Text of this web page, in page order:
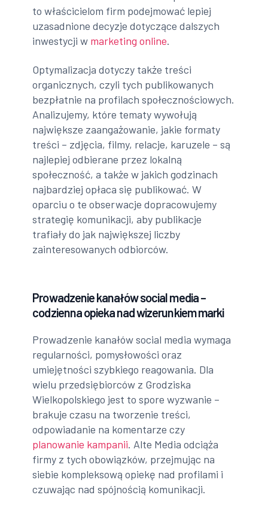
to właścicielom firm podejmować lepiej
uzasadnione decyzje dotyczące dalszych
inwestycji w marketing online.
Optymalizacja dotyczy także treści
organicznych, czyli tych publikowanych
bezpłatnie na profilach społecznościowych.
Analizujemy, które tematy wywołują
największe zaangażowanie, jakie formaty
treści – zdjęcia, filmy, relacje, karuzele – są
najlepiej odbierane przez lokalną
społeczność, a także w jakich godzinach
najbardziej opłaca się publikować. W
oparciu o te obserwacje dopracowujemy
strategię komunikacji, aby publikacje
trafiały do jak największej liczby
zainteresowanych odbiorców.
Prowadzenie kanałów social media –
codzienna opieka nad wizerunkiem marki
Prowadzenie kanałów social media wymaga
regularności, pomysłowości oraz
umiejętności szybkiego reagowania. Dla
wielu przedsiębiorców z Grodziska
Wielkopolskiego jest to spore wyzwanie –
brakuje czasu na tworzenie treści,
odpowiadanie na komentarze czy
planowanie kampanii. Alte Media odciąża
firmy z tych obowiązków, przejmując na
siebie kompleksową opiekę nad profilami i
czuwając nad spójnością komunikacji.